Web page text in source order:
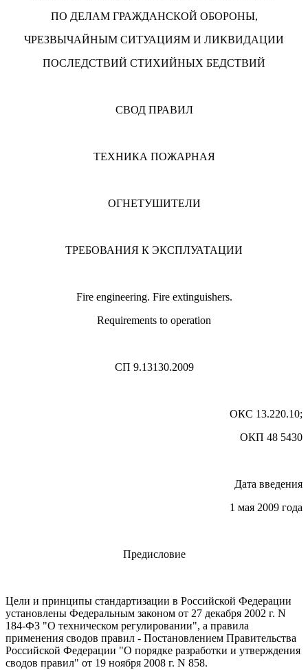
ПО ДЕЛАМ ГРАЖДАНСКОЙ ОБОРОНЫ,
ЧРЕЗВЫЧАЙНЫМ СИТУАЦИЯМ И ЛИКВИДАЦИИ
ПОСЛЕДСТВИЙ СТИХИЙНЫХ БЕДСТВИЙ
СВОД ПРАВИЛ
ТЕХНИКА ПОЖАРНАЯ
ОГНЕТУШИТЕЛИ
ТРЕБОВАНИЯ К ЭКСПЛУАТАЦИИ
Fire engineering. Fire extinguishers.
Requirements to operation
СП 9.13130.2009
ОКС 13.220.10;
ОКП 48 5430
Дата введения
1 мая 2009 года
Предисловие
Цели и принципы стандартизации в Российской Федерации
установлены Федеральным законом от 27 декабря 2002 г. N
184-ФЗ "О техническом регулировании", а правила
применения сводов правил - Постановлением Правительства
Российской Федерации "О порядке разработки и утверждения
сводов правил" от 19 ноября 2008 г. N 858.